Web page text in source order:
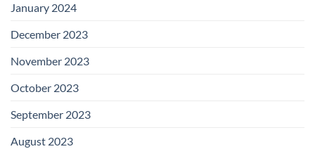
January 2024
December 2023
November 2023
October 2023
September 2023
August 2023